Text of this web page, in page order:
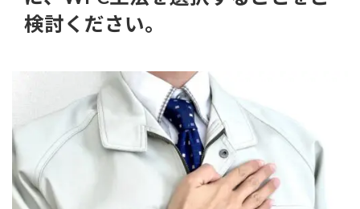
検討ください。